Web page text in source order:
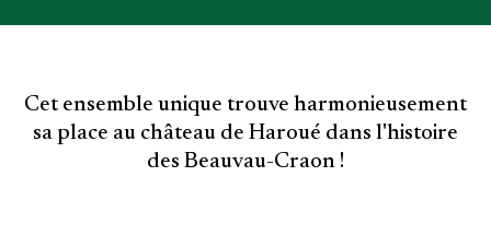
Cet ensemble unique trouve harmonieusement
sa place au château de Haroué dans l'histoire
des Beauvau-Craon !